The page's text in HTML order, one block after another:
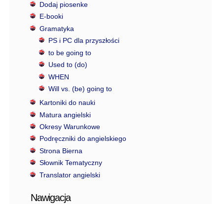
Dodaj piosenke
E-booki
Gramatyka
PS i PC dla przyszłości
to be going to
Used to (do)
WHEN
Will vs. (be) going to
Kartoniki do nauki
Matura angielski
Okresy Warunkowe
Podręczniki do angielskiego
Strona Bierna
Słownik Tematyczny
Translator angielski
Nawigacja